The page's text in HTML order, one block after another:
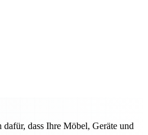
dass Ihre Möbel, Geräte und